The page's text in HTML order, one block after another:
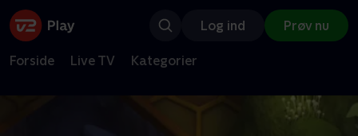
Log ind Prøv nu
Forside Live TV Kategorier